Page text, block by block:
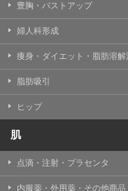
ジが正しく表示され
ください。
TCBグループが運営
として患者様の履歴
アクセスログはWEB
る統計分析のために
用されることはありま
事業上の必要性等に
す。
豊胸・バストアップ
婦人科形成
痩身・ダイエット・脂肪溶解
脂肪吸引
ヒップ
肌
点滴・注射・プラセンタ
内服薬・外用薬・その他商品